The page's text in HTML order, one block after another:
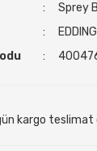
Sprey
EDDING
kargo